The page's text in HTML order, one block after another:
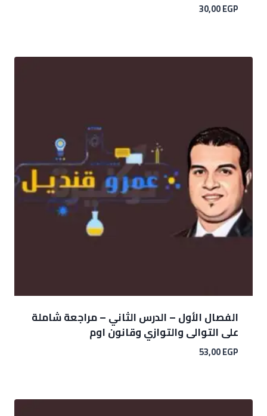
30,00EGP
الفصال الأول – الدرس الثاني – مراجعة شاملة
على التوالى والتوازي وقانون اوم
53,00EGP